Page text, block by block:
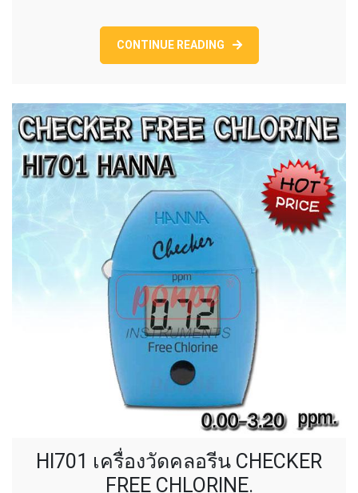
CONTINUE READING
HI701 เครื่องวัดคลอรีน CHECKER
FREE CHLORINE.